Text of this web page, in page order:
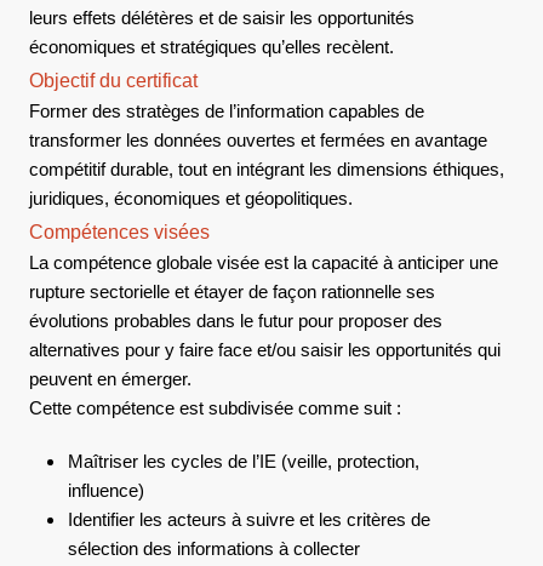
leurs effets délétères et de saisir les opportunités
économiques et stratégiques qu’elles recèlent.
Objectif du certificat
Former des stratèges de l’information capables de
transformer les données ouvertes et fermées en avantage
compétitif durable, tout en intégrant les dimensions éthiques,
juridiques, économiques et géopolitiques.
Compétences visées
La compétence globale visée est la capacité à anticiper une
rupture sectorielle et étayer de façon rationnelle ses
évolutions probables dans le futur pour proposer des
alternatives pour y faire face et/ou saisir les opportunités qui
peuvent en émerger.
Cette compétence est subdivisée comme suit :
Maîtriser les cycles de l’IE (veille, protection,
influence)
Identifier les acteurs à suivre et les critères de
sélection des informations à collecter